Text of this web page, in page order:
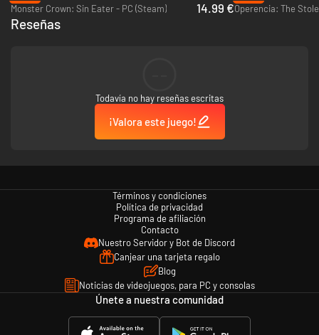
Monster Crown: Sin Eater - PC (Steam)
14.99 €Operencia: The
Reseñas
Todavía no hay reseñas escritas
¡Valora este juego!
Términos y condiciones
Política de privacidad
Programa de afiliación
Contacto
Nuestro Servidor y Bot de Discord
Canjear una tarjeta regalo
Blog
Noticias de videojuegos, para PC y consolas
Únete a nuestra comunidad